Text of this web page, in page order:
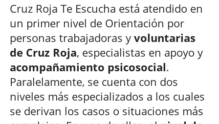
Cruz Roja Te Escucha está atendido en
un primer nivel de Orientación por
personas trabajadoras y voluntarias
de Cruz Roja, especialistas en apoyo y
acompañamiento psicosocial.
Paralelamente, se cuenta con dos
niveles más especializados a los cuales
se derivan los casos o situaciones más